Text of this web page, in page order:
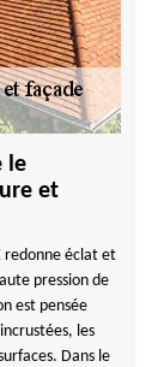
le
et
redonne éclat et
pression de
est pensée
les
Dans le